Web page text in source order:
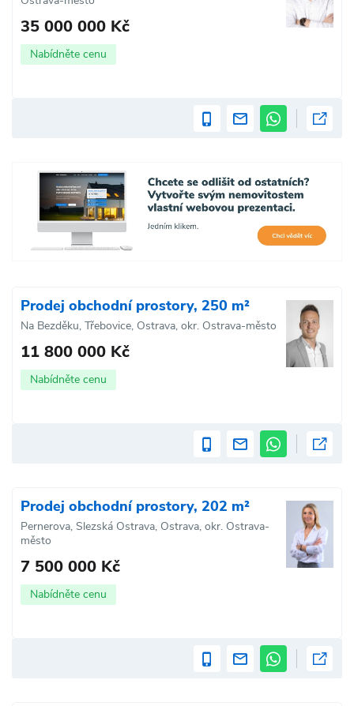
35 000 000 Kč
Nabídněte cenu
Prodej obchodní prostory, 250 m²
Na Bezděku, Třebovice, Ostrava, okr. Ostrava-město
11 800 000 Kč
Nabídněte cenu
Prodej obchodní prostory, 202 m²
Pernerova, Slezská Ostrava, Ostrava, okr. Ostrava-
město
7 500 000 Kč
Nabídněte cenu